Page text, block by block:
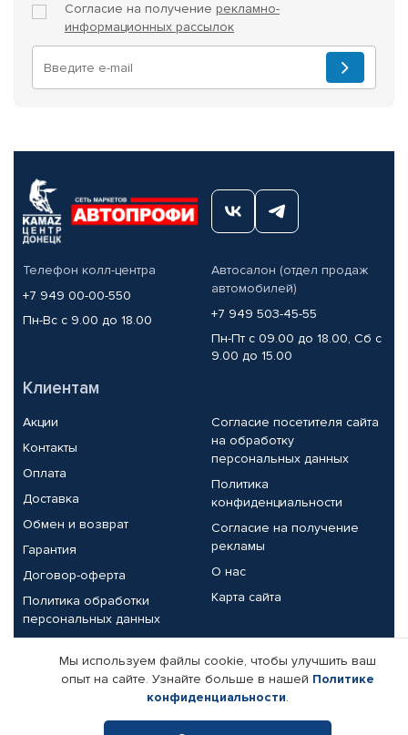
Согласие на получение рекламно-
информационных рассылок
Телефон колл-центра
+7 949 00-00-550
Пн-Вс с 9.00 до 18.00
Автосалон (отдел продаж
автомобилей)
+7 949 503-45-55
Пн-Пт с 09.00 до 18.00, Сб с
9.00 до 15.00
Клиентам
Акции
Контакты
Оплата
Доставка
Обмен и возврат
Гарантия
Договор-оферта
Политика обработки
персональных данных
Согласие посетителя сайта
на обработку
персональных данных
Политика
конфиденциальности
Согласие на получение
рекламы
О нас
Карта сайта
Партнерам
Корпоративным клиентам
Поставщикам
Реквизиты компании
Мы используем файлы cookie, чтобы улучшить ваш
опыт на сайте. Узнайте больше в нашей Политике
конфиденциальности.